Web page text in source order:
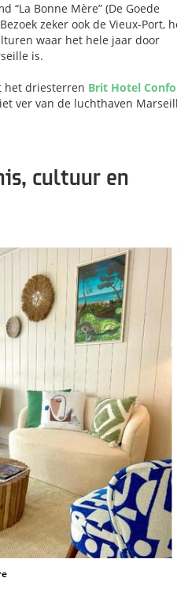
“La Bonne Mère” (De Goede
zeker ook de Vieux-Port,
waar het hele jaar door
is.
het driesterren Brit Hotel
ver van de luchthaven
cultuur en